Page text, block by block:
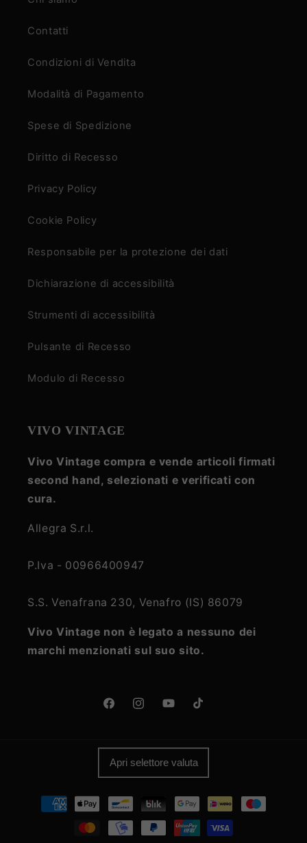
Contatti
Condizioni di Vendita
Modalità di Pagamento
Spese di Spedizione
Diritto di Recesso
Privacy Policy
Cookie Policy
Responsabile per la protezione dei dati
Dichiarazione di accessibilità
Strumenti di accessibilità
Pulsante di Recesso
Modulo di Recesso
VIVO VINTAGE
Vivo Vintage compra e vende articoli firmati
second hand, selezionati e verificati con
cura.
Allegra S.r.l.
P.Iva - 00966400947
S.S. Venafrana 230, Venafro (IS) 86079
Vivo Vintage non è legato a nessuno dei
marchi menzionati sul suo sito.
FacebookInstagramYouTubeTikTok
Apri selettore valuta
Metodi
pagamento